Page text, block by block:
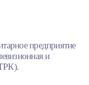
предприятие
и